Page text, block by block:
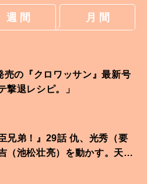
週 間 月 間
売の『クロワッサン』最新号
撃退レシピ。」
兄弟！』29話 仇、光秀（要
（池松壮亮）を動かす。天下